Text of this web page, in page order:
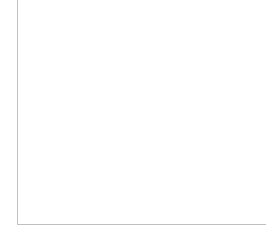
Sus capas de ViscoEnergy facilitan